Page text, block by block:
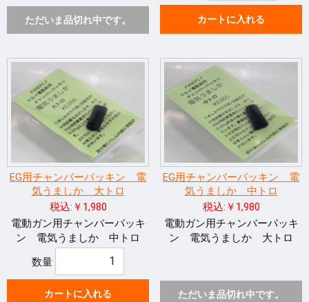
ただいま品切れ中です。 カートに入れる
EG用チャンバーパッキン 電
気うましか 大トロ
税込:￥1,980
電動ガン用チャンバーパッキ
ン 電気うましか 中トロ
数量
カートに入れる
EG用チャンバーパッキン 電
気うましか 中トロ
税込:￥1,980
電動ガン用チャンバーパッキ
ン 電気うましか 大トロ
ただいま品切れ中です。